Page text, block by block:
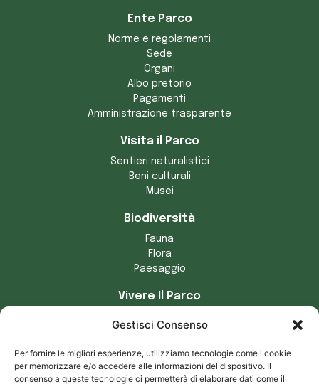
Gestisci Consenso
Per fornire le migliori esperienze, utilizziamo tecnologie come i cookie
per memorizzare e/o accedere alle informazioni del dispositivo. Il
consenso a queste tecnologie ci permetterà di elaborare dati come il
Ente Parco
Norme e regolamenti
Sede
Organi
Albo pretorio
Pagamenti
Amministrazione trasparente
Visita il Parco
Sentieri naturalistici
Beni culturali
Musei
Biodiversità
Fauna
Flora
Paesaggio
Vivere Il Parco
Comuni del parco
Prodotti tipici